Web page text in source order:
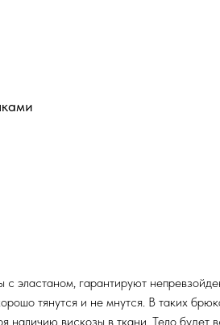
эластаном, гарантируют
тянутся и не мнутся. В таких
наличию вискозы в ткани. Тело будет